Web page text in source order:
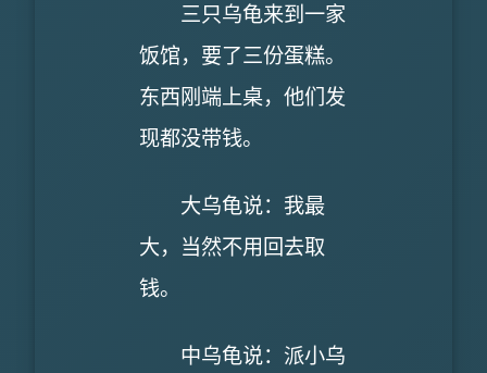
三只乌龟来到一家
饭馆，要了三份蛋糕。
东西刚端上桌，他们发
现都没带钱。
大乌龟说：我最
大，当然不用回去取
钱。
中乌龟说：派小乌